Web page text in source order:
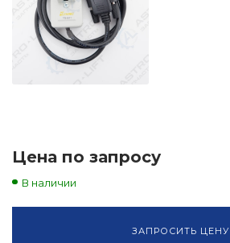
Цена по запросу
В наличии
ЗАПРОСИТЬ ЦЕНУ